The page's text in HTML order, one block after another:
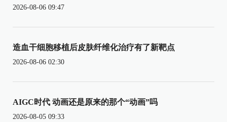
2026-08-06 09:47
造血干细胞移植后皮肤纤维化治疗有了新靶点
2026-08-06 02:30
AIGC时代 动画还是原来的那个“动画”吗
2026-08-05 09:33